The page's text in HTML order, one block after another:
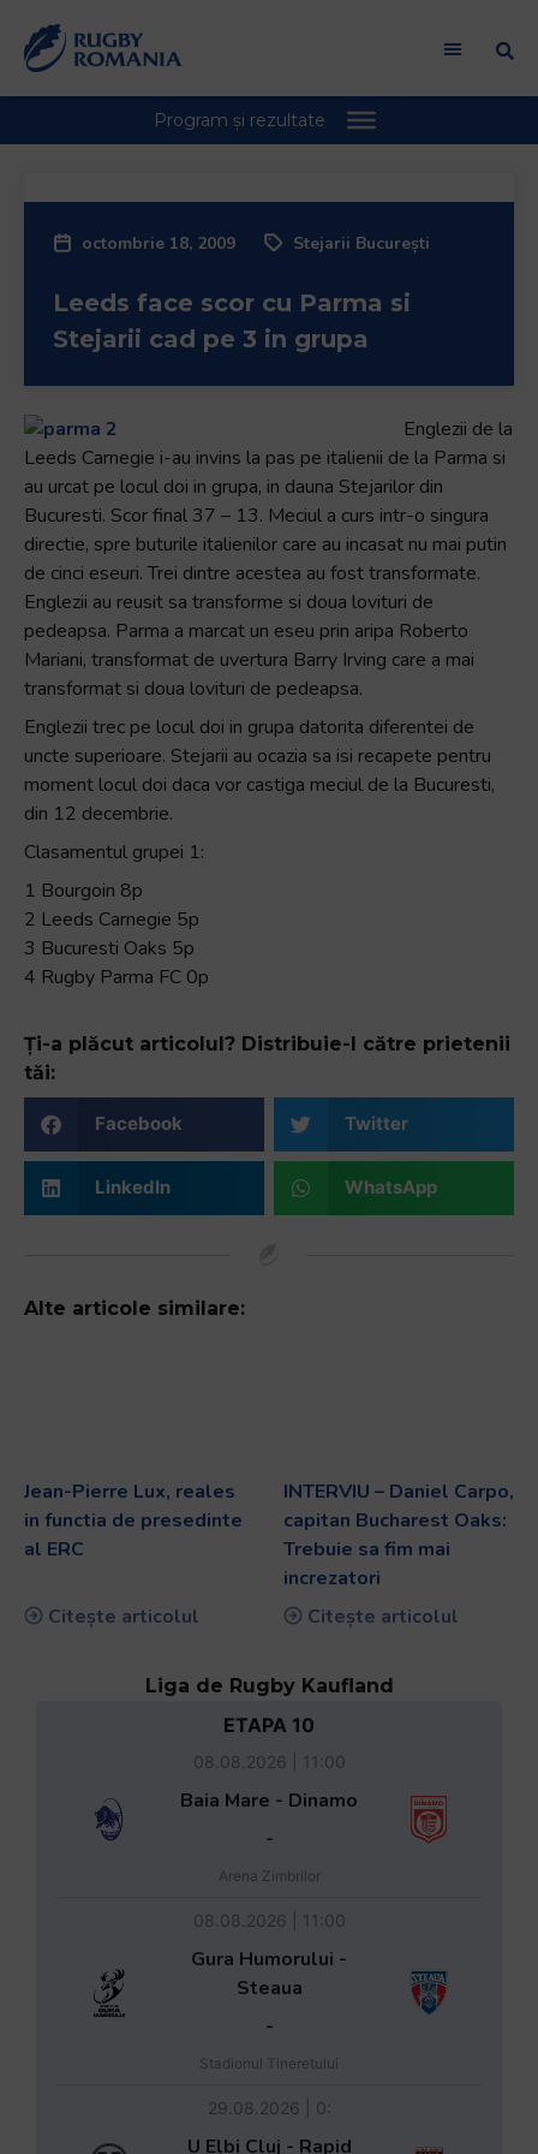
in
One
Accessibility
screen
press
"Ctrl
shortcut
activates
screen
reader
help
you
navigate
and
interact
with
octombrie 18, 2009 Stejarii București
Leeds face scor cu Parma si
Stejarii cad pe 3 in grupa
Englezii de la
Leeds Carnegie i-au invins la pas pe italienii de la Parma si
au urcat pe locul doi in grupa, in dauna Stejarilor din
Bucuresti. Scor final 37 – 13. Meciul a curs intr-o singura
directie, spre buturile italienilor care au incasat nu mai putin
de cinci eseuri. Trei dintre acestea au fost transformate.
Englezii au reusit sa transforme si doua lovituri de
pedeapsa. Parma a marcat un eseu prin aripa Roberto
Mariani, transformat de uvertura Barry Irving care a mai
transformat si doua lovituri de pedeapsa.
Englezii trec pe locul doi in grupa datorita diferentei de
uncte superioare. Stejarii au ocazia sa isi recapete pentru
moment locul doi daca vor castiga meciul de la Bucuresti,
din 12 decembrie.
Clasamentul grupei 1:
1 Bourgoin 8p
2 Leeds Carnegie 5p
3 Bucuresti Oaks 5p
4 Rugby Parma FC 0p
Ți-a plăcut articolul? Distribuie-l către prietenii
tăi:
Facebook Twitter
LinkedIn WhatsApp
Alte articole similare:
Jean-Pierre Lux, reales
in functia de presedinte
al ERC
Citește articolul
INTERVIU – Daniel Carpo,
capitan Bucharest Oaks:
Trebuie sa fim mai
increzatori
Citește articolul
Liga de Rugby Kaufland
ETAPA 10
08.08.2026 | 11:00
Baia Mare - Dinamo
-
Arena Zimbrilor
08.08.2026 | 11:00
Gura Humorului -
Steaua
-
Stadionul Tineretului
29.08.2026 | 0:
U Elbi Cluj - Rapid